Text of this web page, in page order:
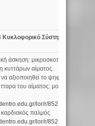
Σύστημα (15
άσκηση: μικροσκοπική
κυττάρων αίματος.
να αξιοποιηθεί το ψηφιακό
του αίματος: μορφή και
lor/r/8521/1284?
παλμός
lor/r/8521/4127?